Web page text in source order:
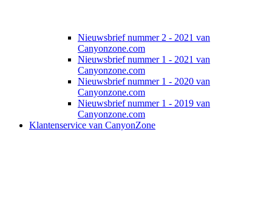
Nieuwsbrief nummer 2 - 2021 van
Canyonzone.com
Nieuwsbrief nummer 1 - 2021 van
Canyonzone.com
Nieuwsbrief nummer 1 - 2020 van
Canyonzone.com
Nieuwsbrief nummer 1 - 2019 van
Canyonzone.com
Klantenservice van CanyonZone